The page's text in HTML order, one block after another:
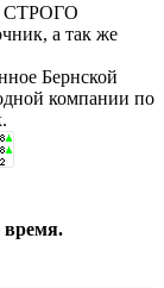
СТРОГО
а так же
Бернской
компании по